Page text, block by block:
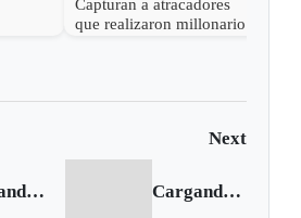
Capturan a atracadores
que realizaron millonario
Next
Cargando anterior... Cargando siguiente...